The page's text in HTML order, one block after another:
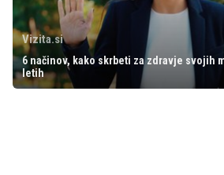
Vizita.si
6 načinov, kako skrbeti za zdravje svojih
letih